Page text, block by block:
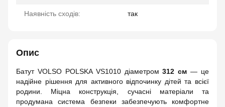
Наявність сходів: так
Опис
Батут VOLSO POLSKA VS1010 діаметром312 см — це
надійне рішення для активного відпочинку дітей та всієї
родини. Міцна конструкція, сучасні матеріали та
продумана система безпеки забезпечують комфортне